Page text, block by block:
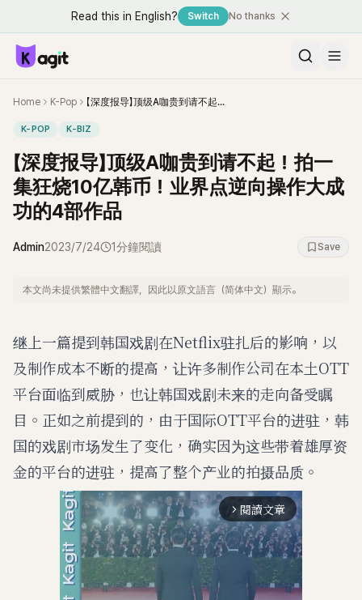
Read this in English? Switch No thanks
Home K-Pop 【深度报导】顶级A咖贵到请不起！拍一集狂烧10亿韩币！业界点逆向操作大成功的4部作品
K-POP K-BIZ
【深度报导】顶级A咖贵到请不起！拍一
集狂烧10亿韩币！业界点逆向操作大成
功的4部作品
Admin2023/7/24 1分鐘閱讀 Save
本文尚未提供繁體中文翻譯，因此以原文語言（简体中文）顯示。
继上一篇提到韩国戏剧在Netflix驻扎后的影响，以
及制作成本不断的提高，让许多制作公司在本土OTT
平台面临到威胁，也让韩国戏剧未来的走向备受瞩
目。正如之前提到的，由于国际OTT平台的进驻，韩
国的戏剧市场发生了变化，确实因为这些带着雄厚资
金的平台的进驻，提高了整个产业的拍摄品质。
arrow_forward_ios 閱讀文章